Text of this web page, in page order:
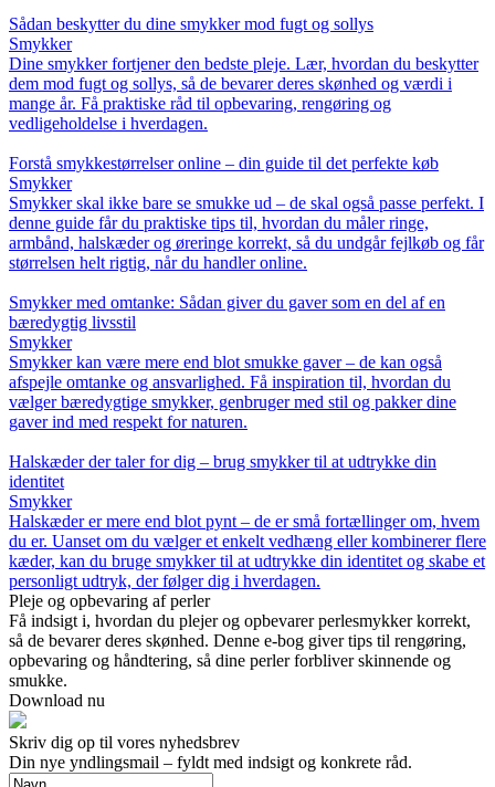
Sådan beskytter du dine smykker mod fugt og sollys
Smykker
Dine smykker fortjener den bedste pleje. Lær, hvordan du beskytter
dem mod fugt og sollys, så de bevarer deres skønhed og værdi i
mange år. Få praktiske råd til opbevaring, rengøring og
vedligeholdelse i hverdagen.
Forstå smykkestørrelser online – din guide til det perfekte køb
Smykker
Smykker skal ikke bare se smukke ud – de skal også passe perfekt. I
denne guide får du praktiske tips til, hvordan du måler ringe,
armbånd, halskæder og øreringe korrekt, så du undgår fejlkøb og får
størrelsen helt rigtig, når du handler online.
Smykker med omtanke: Sådan giver du gaver som en del af en
bæredygtig livsstil
Smykker
Smykker kan være mere end blot smukke gaver – de kan også
afspejle omtanke og ansvarlighed. Få inspiration til, hvordan du
vælger bæredygtige smykker, genbruger med stil og pakker dine
gaver ind med respekt for naturen.
Halskæder der taler for dig – brug smykker til at udtrykke din
identitet
Smykker
Halskæder er mere end blot pynt – de er små fortællinger om, hvem
du er. Uanset om du vælger et enkelt vedhæng eller kombinerer flere
kæder, kan du bruge smykker til at udtrykke din identitet og skabe et
personligt udtryk, der følger dig i hverdagen.
Pleje og opbevaring af perler
Få indsigt i, hvordan du plejer og opbevarer perlesmykker korrekt,
så de bevarer deres skønhed. Denne e-bog giver tips til rengøring,
opbevaring og håndtering, så dine perler forbliver skinnende og
smukke.
Download nu
Skriv dig op til vores nyhedsbrev
Din nye yndlingsmail – fyldt med indsigt og konkrete råd.